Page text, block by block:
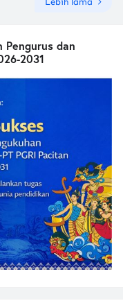
Pengurus dan
2031